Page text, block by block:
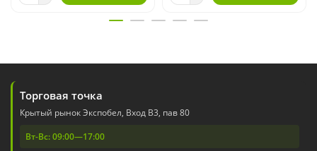
Торговая точка
Крытый рынок Экспобел, Вход В3, пав 80
Вт-Вс: 09:00—17:00